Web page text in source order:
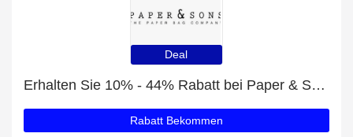
Deal
Erhalten Sie 10% - 44% Rabatt bei Paper & Sons
Rabatt Bekommen